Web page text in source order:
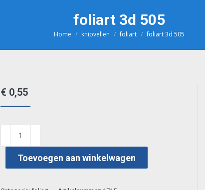
foliart 3d 505
Je bent hier:
Home knipvellen foliart foliart 3d 505
€ 0,55
foliart
3d
Toevoegen aan winkelwagen